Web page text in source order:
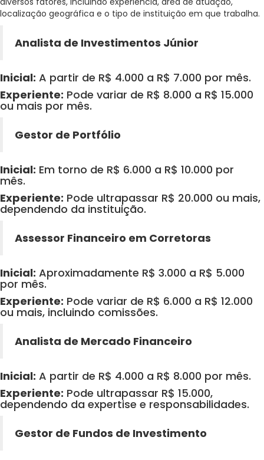
localização geográfica e o tipo de instituição em que trabalha.
Analista de Investimentos Júnior
Inicial: A partir de R$ 4.000 a R$ 7.000 por mês.
Experiente: Pode variar de R$ 8.000 a R$ 15.000
ou mais por mês.
Gestor de Portfólio
Inicial: Em torno de R$ 6.000 a R$ 10.000 por
mês.
Experiente: Pode ultrapassar R$ 20.000 ou mais,
dependendo da instituição.
Assessor Financeiro em Corretoras
Inicial: Aproximadamente R$ 3.000 a R$ 5.000
por mês.
Experiente: Pode variar de R$ 6.000 a R$ 12.000
ou mais, incluindo comissões.
Analista de Mercado Financeiro
Inicial: A partir de R$ 4.000 a R$ 8.000 por mês.
Experiente: Pode ultrapassar R$ 15.000,
dependendo da expertise e responsabilidades.
Gestor de Fundos de Investimento